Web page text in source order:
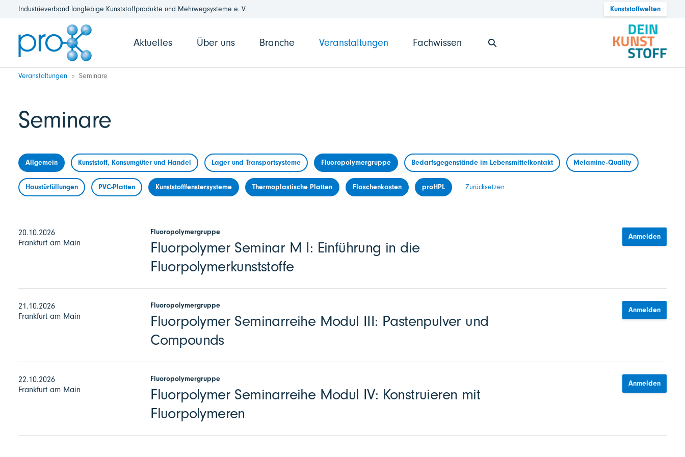
Industrieverband langlebige Kunststoffprodukte und Mehrwegsysteme e. V. Kunststoffwelten
Aktuelles Über uns Branche Veranstaltungen Fachwissen
Veranstaltungen Seminare
Seminare
Allgemein Kunststoff, Konsumgüter und Handel Lager und Transportsysteme Fluoropolymergruppe Bedarfsgegenstände im Lebensmittelkontakt Melamine-Quality
Haustürfüllungen PVC-Platten Kunststofffenstersysteme Thermoplastische Platten Flaschenkasten proHPL Zurücksetzen
20.10.2026
Frankfurt am Main
Fluoropolymergruppe
Fluorpolymer Seminar M I: Einführung in die
Fluorpolymerkunststoffe
Anmelden
21.10.2026
Frankfurt am Main
Fluoropolymergruppe
Fluorpolymer Seminarreihe Modul III: Pastenpulver und
Compounds
Anmelden
22.10.2026
Frankfurt am Main
Fluoropolymergruppe
Fluorpolymer Seminarreihe Modul IV: Konstruieren mit
Fluorpolymeren
Anmelden